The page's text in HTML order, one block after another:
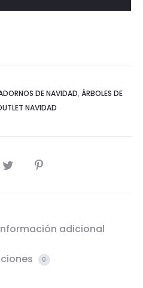
DE NAVIDAD, ÁRBOLES DE
NAVIDAD
adicional
0